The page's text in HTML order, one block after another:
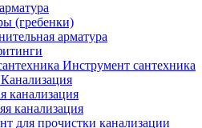
(гребенки)
арматура
Инструмент сантехника
Канализация
канализация
канализация
для прочистки канализации